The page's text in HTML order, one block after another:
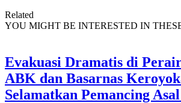
Related
YOU MIGHT BE INTERESTED IN
Evakuasi Dramatis di
ABK dan Basarnas
Selamatkan Pemancing